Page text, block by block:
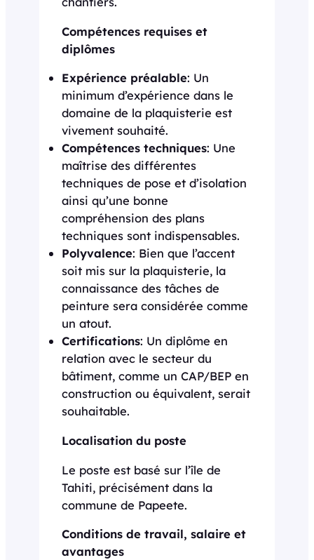
Compétences requises et
diplômes
Expérience préalable: Un
minimum d’expérience dans le
domaine de la plaquisterie est
vivement souhaité.
Compétences techniques: Une
maîtrise des différentes
techniques de pose et d’isolation
ainsi qu’une bonne
compréhension des plans
techniques sont indispensables.
Polyvalence: Bien que l’accent
soit mis sur la plaquisterie, la
connaissance des tâches de
peinture sera considérée comme
un atout.
Certifications: Un diplôme en
relation avec le secteur du
bâtiment, comme un CAP/BEP en
construction ou équivalent, serait
souhaitable.
Localisation du poste
Le poste est basé sur l’île de
Tahiti, précisément dans la
commune de Papeete.
Conditions de travail, salaire et
avantages